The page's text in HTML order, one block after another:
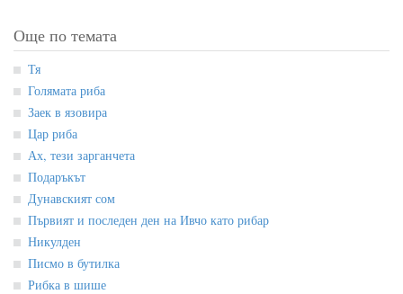
Още по темата
Тя
Голямата риба
Заек в язовира
Цар риба
Ах, тези зарганчета
Подаръкът
Дунавският сом
Първият и последен ден на Ивчо като рибар
Никулден
Писмо в бутилка
Рибка в шише